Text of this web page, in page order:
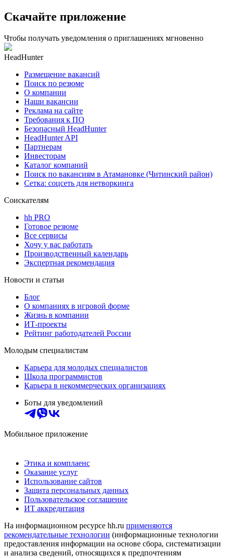
Скачайте приложение
Чтобы получать уведомления о приглашениях мгновенно
HeadHunter
Размещение вакансий
Поиск по резюме
О компании
Наши вакансии
Реклама на сайте
Требования к ПО
Безопасный HeadHunter
HeadHunter API
Партнерам
Инвесторам
Каталог компаний
Поиск по вакансиям в Атамановке (Читинский район)
Сетка: соцсеть для нетворкинга
Соискателям
hh PRO
Готовое резюме
Все сервисы
Хочу у вас работать
Производственный календарь
Экспертная рекомендация
Новости и статьи
Блог
О компаниях в игровой форме
Жизнь в компании
ИТ-проекты
Рейтинг работодателей России
Молодым специалистам
Карьера для молодых специалистов
Школа программистов
Карьера в некоммерческих организациях
Боты для уведомлений
Мобильное приложение
Этика и комплаенс
Оказание услуг
Использование сайтов
Защита персональных данных
Пользовательское соглашение
ИТ аккредитация
На информационном ресурсе hh.ru применяются
рекомендательные технологии (информационные технологии
предоставления информации на основе сбора, систематизации
и анализа сведений, относящихся к предпочтениям